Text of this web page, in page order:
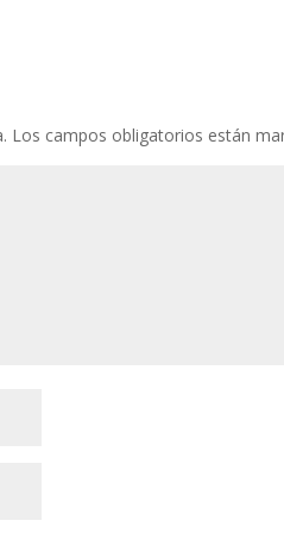
Los campos obligatorios están